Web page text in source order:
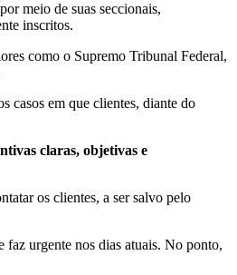
meio de suas seccionais,
inscritos.
como o Supremo Tribunal Federal,
casos em que clientes, diante do
claras, objetivas e
os clientes, a ser salvo pelo
faz urgente nos dias atuais. No ponto,